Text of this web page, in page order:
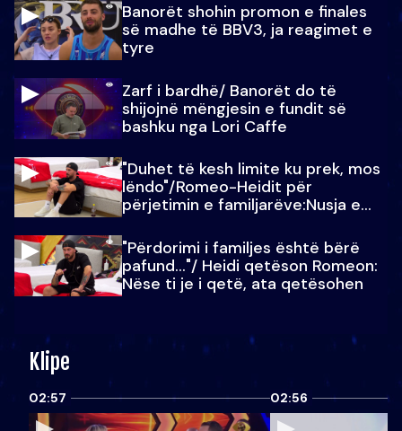
Banorët shohin promon e finales
së madhe të BBV3, ja reagimet e
tyre
Zarf i bardhë/ Banorët do të
shijojnë mëngjesin e fundit së
bashku nga Lori Caffe
"Duhet të kesh limite ku prek, mos
lëndo"/Romeo-Heidit për
përjetimin e familjarëve:Nusja e
"Përdorimi i familjes është bërë
pafund…"/ Heidi qetëson Romeon:
Nëse ti je i qetë, ata qetësohen
Klipe
02:57 02:56